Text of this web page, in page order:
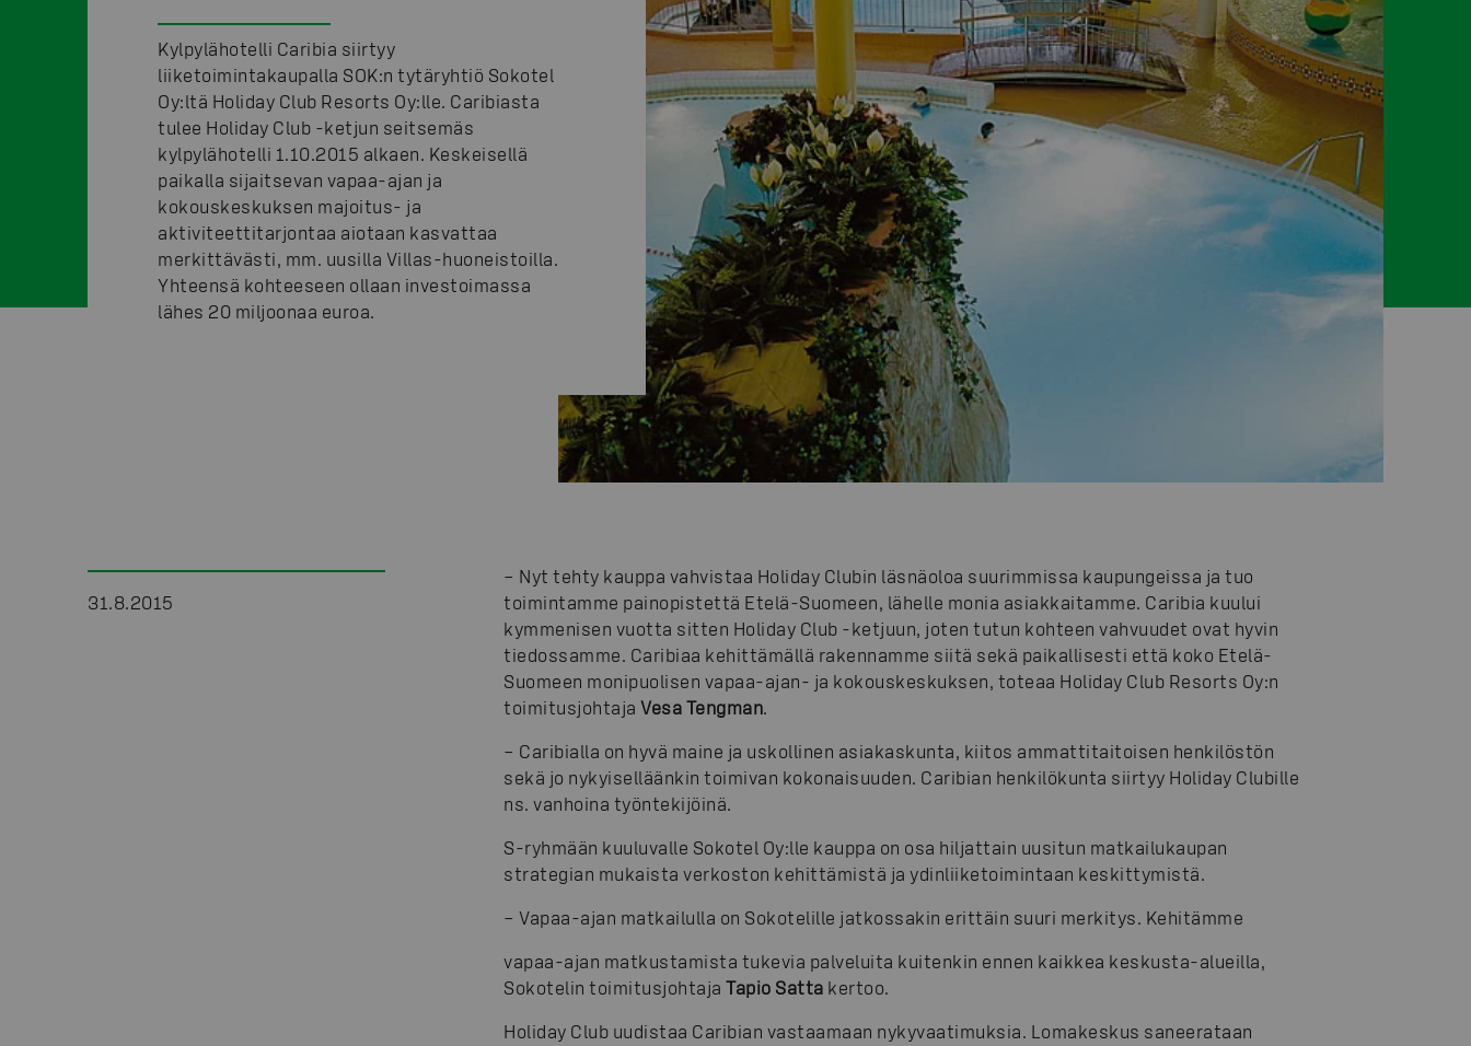
Kylpylähotelli Caribia siirtyy
liiketoimintakaupalla SOK:n tytäryhtiö Sokotel
Oy:ltä Holiday Club Resorts Oy:lle. Caribiasta
tulee Holiday Club -ketjun seitsemäs
kylpylähotelli 1.10.2015 alkaen. Keskeisellä
paikalla sijaitsevan vapaa-ajan ja
kokouskeskuksen majoitus- ja
aktiviteettitarjontaa aiotaan kasvattaa
merkittävästi, mm. uusilla Villas-huoneistoilla.
Yhteensä kohteeseen ollaan investoimassa
lähes 20 miljoonaa euroa.
31.8.2015
– Nyt tehty kauppa vahvistaa Holiday Clubin läsnäoloa suurimmissa kaupungeissa ja tuo
toimintamme painopistettä Etelä-Suomeen, lähelle monia asiakkaitamme. Caribia kuului
kymmenisen vuotta sitten Holiday Club -ketjuun, joten tutun kohteen vahvuudet ovat hyvin
tiedossamme. Caribiaa kehittämällä rakennamme siitä sekä paikallisesti että koko Etelä-
Suomeen monipuolisen vapaa-ajan- ja kokouskeskuksen, toteaa Holiday Club Resorts Oy:n
toimitusjohtaja Vesa Tengman.
– Caribialla on hyvä maine ja uskollinen asiakaskunta, kiitos ammattitaitoisen henkilöstön
sekä jo nykyiselläänkin toimivan kokonaisuuden. Caribian henkilökunta siirtyy Holiday Clubille
ns. vanhoina työntekijöinä.
S-ryhmään kuuluvalle Sokotel Oy:lle kauppa on osa hiljattain uusitun matkailukaupan
strategian mukaista verkoston kehittämistä ja ydinliiketoimintaan keskittymistä.
– Vapaa-ajan matkailulla on Sokotelille jatkossakin erittäin suuri merkitys. Kehitämme
vapaa-ajan matkustamista tukevia palveluita kuitenkin ennen kaikkea keskusta-alueilla,
Sokotelin toimitusjohtaja Tapio Satta kertoo.
Holiday Club uudistaa Caribian vastaamaan nykyvaatimuksia. Lomakeskus saneerataan